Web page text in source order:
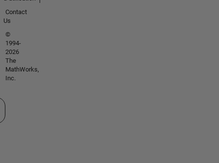
Contact
Us
©
1994-
2026
The
MathWorks,
Inc.
un site web